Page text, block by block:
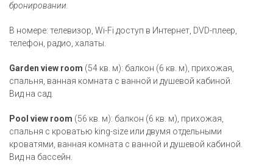
бронировании.
В номере: телевизор, Wi-Fi доступ в Интернет, DVD-плеер,
телефон, радио, халаты.
Garden view room (54 кв. м): балкон (6 кв. м), прихожая,
спальня, ванная комната с ванной и душевой кабиной.
Вид на сад.
Pool view room (56 кв. м): балкон (6 кв. м), прихожая,
спальня с кроватью king-size или двумя отдельными
кроватями, ванная комната с ванной и душевой кабиной.
Вид на бассейн.